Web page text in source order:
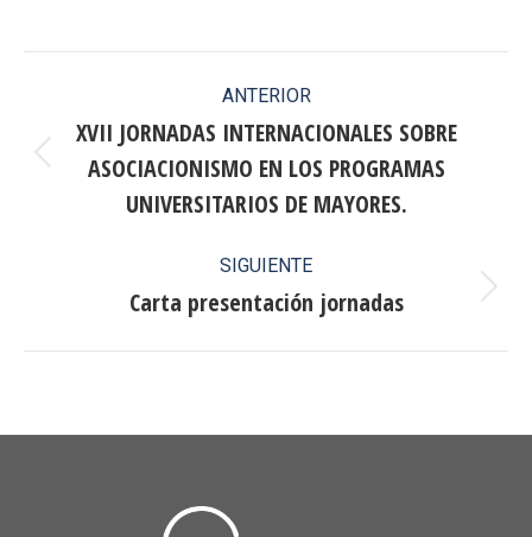
entre
publicaciones
ANTERIOR
Publicación
anterior:
XVII JORNADAS INTERNACIONALES SOBRE
ASOCIACIONISMO EN LOS PROGRAMAS
UNIVERSITARIOS DE MAYORES.
SIGUIENTE
Publicación
Carta presentación jornadas